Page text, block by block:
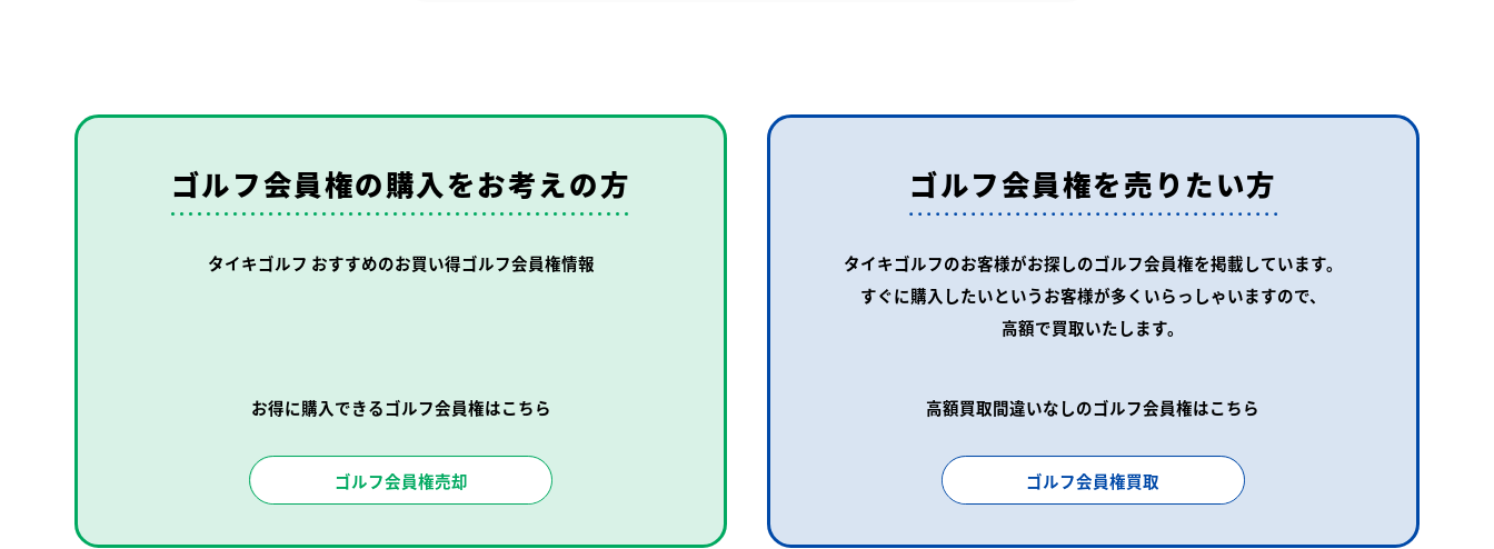
ゴルフ会員権の購入をお考えの方
タイキゴルフ おすすめのお買い得ゴルフ会員権情報
お得に購入できるゴルフ会員権はこちら
ゴルフ会員権売却
ゴルフ会員権を売りたい方
タイキゴルフのお客様がお探しのゴルフ会員権を掲載しています。
すぐに購入したいというお客様が多くいらっしゃいますので、
高額で買取いたします。
高額買取間違いなしのゴルフ会員権はこちら
ゴルフ会員権買取